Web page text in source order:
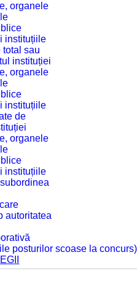
organele
instituțiile
total sau
instituției
organele
instituțiile
de
organele
instituțiile
autoritatea
posturilor scoase la concurs)